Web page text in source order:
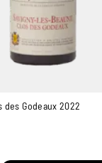
des Godeaux 2022